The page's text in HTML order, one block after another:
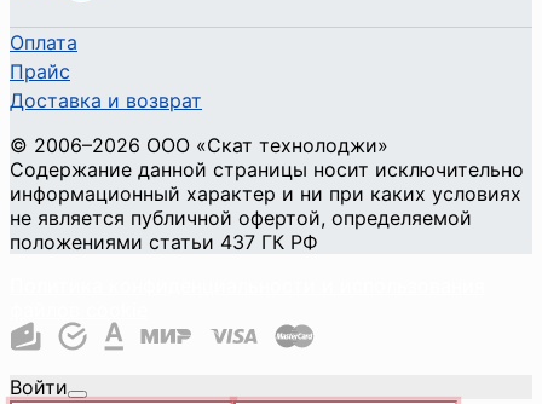
Оплата
Прайс
Доставка и возврат
© 2006–2026 ООО «Скат технолоджи»
Содержание данной страницы носит исключительно
информационный характер и ни при каких условиях
не является публичной офертой, определяемой
положениями статьи 437 ГК РФ
Войти